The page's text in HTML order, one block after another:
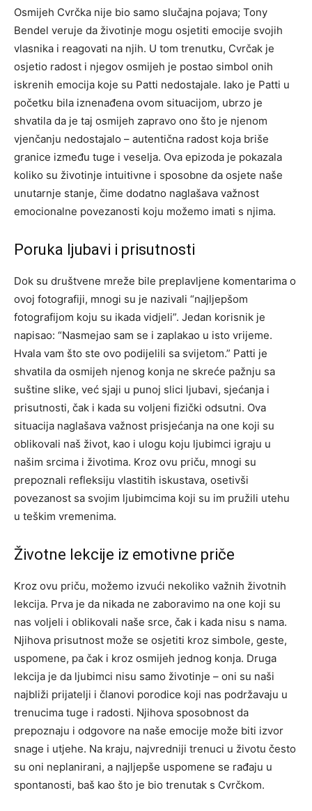
Osmijeh Cvrčka nije bio samo slučajna pojava; Tony
Bendel veruje da životinje mogu osjetiti emocije svojih
vlasnika i reagovati na njih. U tom trenutku, Cvrčak je
osjetio radost i njegov osmijeh je postao simbol onih
iskrenih emocija koje su Patti nedostajale. Iako je Patti u
početku bila iznenađena ovom situacijom, ubrzo je
shvatila da je taj osmijeh zapravo ono što je njenom
vjenčanju nedostajalo – autentična radost koja briše
granice između tuge i veselja. Ova epizoda je pokazala
koliko su životinje intuitivne i sposobne da osjete naše
unutarnje stanje, čime dodatno naglašava važnost
emocionalne povezanosti koju možemo imati s njima.
Poruka ljubavi i prisutnosti
Dok su društvene mreže bile preplavljene komentarima o
ovoj fotografiji, mnogi su je nazivali “najljepšom
fotografijom koju su ikada vidjeli”. Jedan korisnik je
napisao: “Nasmejao sam se i zaplakao u isto vrijeme.
Hvala vam što ste ovo podijelili sa svijetom.” Patti je
shvatila da osmijeh njenog konja ne skreće pažnju sa
suštine slike, već sjaji u punoj slici ljubavi, sjećanja i
prisutnosti, čak i kada su voljeni fizički odsutni. Ova
situacija naglašava važnost prisjećanja na one koji su
oblikovali naš život, kao i ulogu koju ljubimci igraju u
našim srcima i životima. Kroz ovu priču, mnogi su
prepoznali refleksiju vlastitih iskustava, osetivši
povezanost sa svojim ljubimcima koji su im pružili utehu
u teškim vremenima.
Životne lekcije iz emotivne priče
Kroz ovu priču, možemo izvući nekoliko važnih životnih
lekcija. Prva je da nikada ne zaboravimo na one koji su
nas voljeli i oblikovali naše srce, čak i kada nisu s nama.
Njihova prisutnost može se osjetiti kroz simbole, geste,
uspomene, pa čak i kroz osmijeh jednog konja. Druga
lekcija je da ljubimci nisu samo životinje – oni su naši
najbliži prijatelji i članovi porodice koji nas podržavaju u
trenucima tuge i radosti. Njihova sposobnost da
prepoznaju i odgovore na naše emocije može biti izvor
snage i utjehe. Na kraju, najvredniji trenuci u životu često
su oni neplanirani, a najljepše uspomene se rađaju u
spontanosti, baš kao što je bio trenutak s Cvrčkom.